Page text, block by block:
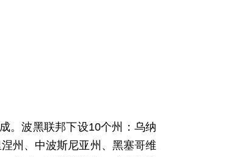
。波黑联邦下设10个州：乌纳
州、中波斯尼亚州、黑塞哥维